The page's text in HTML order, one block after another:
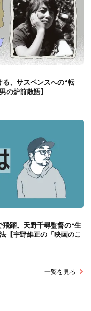
、サスペンスへの“転
の炉前散語】
飛躍。天野千尋監督の“生
【宇野維正の「映画のこ
一覧を見る